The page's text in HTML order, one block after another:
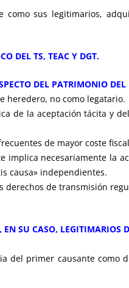
como sus legitimarios,
DEL TS, TEAC Y DGT.
DEL PATRIMONIO
heredero, no como legatario.
de la aceptación tácita y
de mayor coste
implica necesariamente la
causa» independientes.
de transmisión
SU CASO, LEGITIMARIOS
del primer causante como